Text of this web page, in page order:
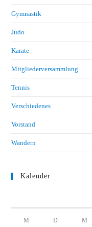
Gymnastik
Judo
Karate
Mitgliederversammlung
Tennis
Verschiedenes
Vorstand
Wandern
Kalender
M D M